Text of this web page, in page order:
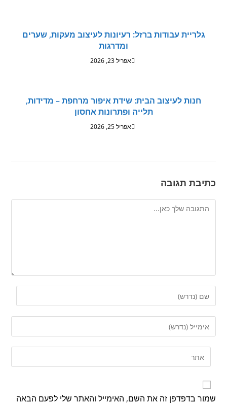
גלריית עבודות ברזל: רעיונות לעיצוב מעקות, שערים
ומדרגות
אפריל 23, 2026
חנות לעיצוב הבית: שידת איפור מרחפת – מדידות,
תלייה ופתרונות אחסון
אפריל 25, 2026
כתיבת תגובה
שמור בדפדפן זה את השם, האימייל והאתר שלי לפעם הבאה